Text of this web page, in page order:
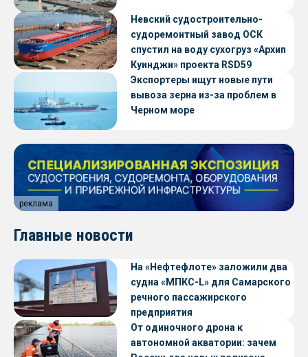
Невский судостроительно-
судоремонтный завод ОСК
спустил на воду сухогруз «Архип
Куинджи» проекта RSD59
Экспортеры ищут новые пути
вывоза зерна из-за проблем в
Черном море
реклама
Главные новости
На «Нефтефлоте» заложили два
судна «МПКС-L» для Самарского
речного пассажирского
предприятия
От одиночного дрона к
автономной акватории: зачем